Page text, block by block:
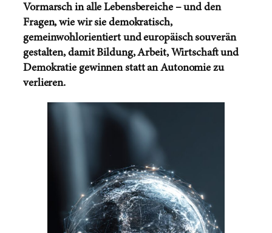
Vormarsch in alle Lebensbereiche – und den
Fragen, wie wir sie demokratisch,
gemeinwohlorientiert und europäisch souverän
gestalten, damit Bildung, Arbeit, Wirtschaft und
Demokratie gewinnen statt an Autonomie zu
verlieren.